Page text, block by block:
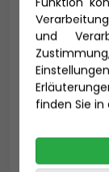
und
finden Sie in